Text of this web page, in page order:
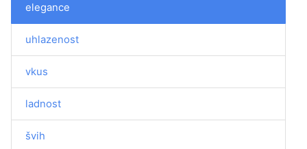
elegance
uhlazenost
vkus
ladnost
švih